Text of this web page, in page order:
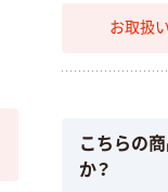
お取扱
こちらの
か？